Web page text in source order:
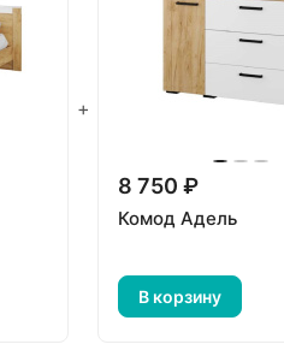
+
8 750 ₽
Комод Адель
В корзину